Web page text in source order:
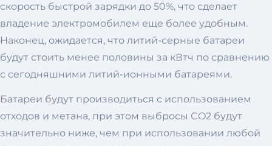
скорость быстрой зарядки до 50%, что сделает
владение электромобилем еще более удобным.
Наконец, ожидается, что литий-серные батареи
будут стоить менее половины за кВтч по сравнению
с сегодняшними литий-ионными батареями.
Батареи будут производиться с использованием
отходов и метана, при этом выбросы CO2 будут
значительно ниже, чем при использовании любой